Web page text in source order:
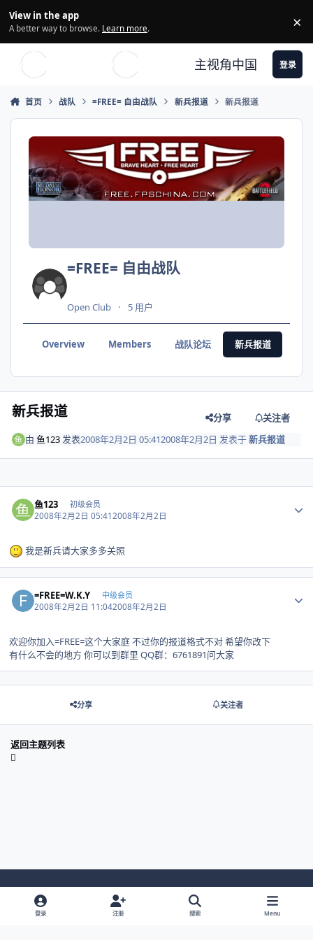
View in the app
A better way to browse. Learn more. ×
主视角中国 登录
首页 战队 =FREE= 自由战队 新兵报道 新兵报道
=FREE= 自由战队
Open Club 5 用户
Overview Members 战队论坛 新兵报道
新兵报道 分享
关注者
由鱼123 发表2008年2月2日 05:412008年2月2日 发表于新兵报道
鱼123 初级会员
2008年2月2日 05:412008年2月2日
我是新兵请大家多多关照
=FREE=W.K.Y 中级会员
2008年2月2日 11:042008年2月2日
欢迎你加入=FREE=这个大家庭 不过你的报道格式不对 希望你改下
有什么不会的地方 你可以到群里 QQ群：6761891问大家
分享 关注者
返回主题列表
Light ModeDark ModeSystem Preference
登录 注册 搜索 Menu